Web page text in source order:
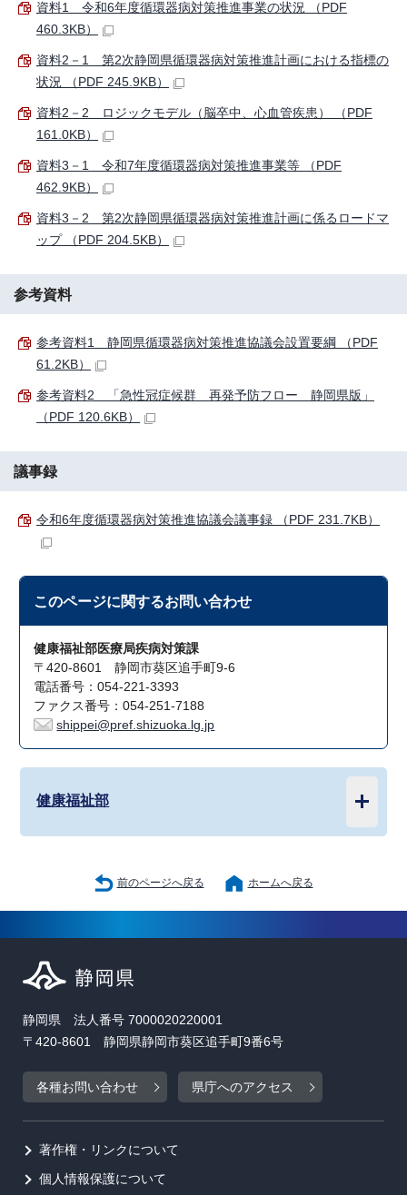
資料1 令和6年度循環器病対策推進事業の状況 （PDF
460.3KB）
資料2－1 第2次静岡県循環器病対策推進計画における指標の
状況 （PDF 245.9KB）
資料2－2 ロジックモデル（脳卒中、心血管疾患） （PDF
161.0KB）
資料3－1 令和7年度循環器病対策推進事業等 （PDF
462.9KB）
資料3－2 第2次静岡県循環器病対策推進計画に係るロードマ
ップ （PDF 204.5KB）
参考資料
参考資料1 静岡県循環器病対策推進協議会設置要綱 （PDF
61.2KB）
参考資料2 「急性冠症候群 再発予防フロー 静岡県版」
（PDF 120.6KB）
議事録
令和6年度循環器病対策推進協議会議事録 （PDF 231.7KB）
このページに関するお問い合わせ
健康福祉部医療局疾病対策課
〒420-8601 静岡市葵区追手町9-6
電話番号：054-221-3393
ファクス番号：054-251-7188
shippei@pref.shizuoka.lg.jp
健康福祉部
前のページへ戻る ホームへ戻る
静岡県 法人番号 7000020220001
〒420-8601 静岡県静岡市葵区追手町9番6号
各種お問い合わせ 県庁へのアクセス
著作権・リンクについて
個人情報保護について